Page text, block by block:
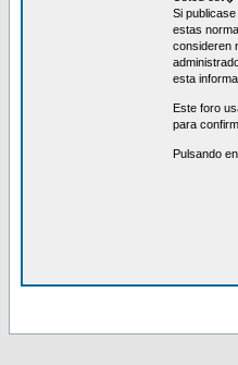
Si
estas
consideren
esta
Este foro
para
Pulsando